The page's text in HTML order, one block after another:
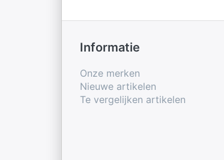
Informatie
Onze merken
Nieuwe artikelen
Te vergelijken artikelen